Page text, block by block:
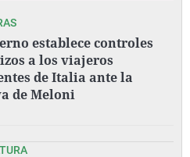
establece controles
a los viajeros
de Italia ante la
de Meloni